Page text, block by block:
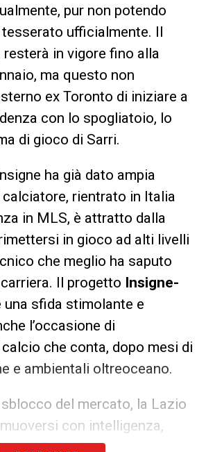
pur non potendo
ufficialmente. Il
in vigore fino alla
ma questo non
ex Toronto di iniziare a
con lo spogliatoio, lo
di gioco di Sarri.
ha già dato ampia
rientrato in Italia
in MLS, è attratto dalla
in gioco ad alti livelli
che meglio ha saputo
Il progetto Insigne-
una sfida stimolante e
l’occasione di
che conta, dopo mesi di
e ambientali oltreoceano.
del mercato, la Lazio
con intelligenza,
i tempi per non farsi